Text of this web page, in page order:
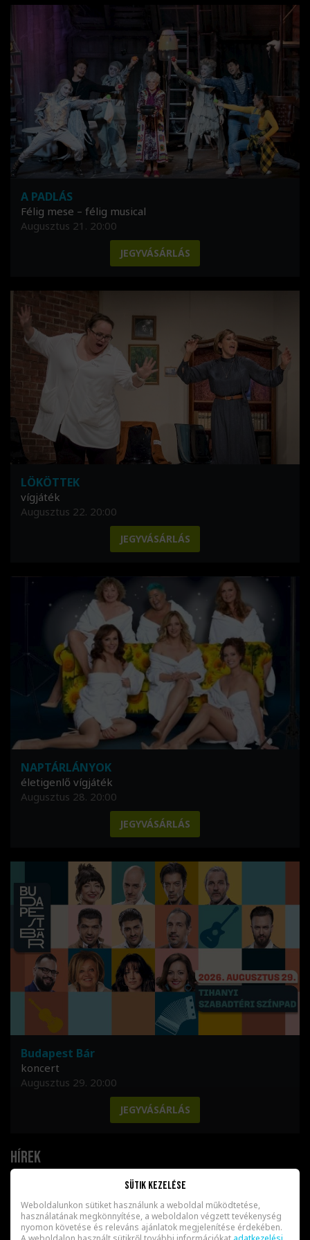
A PADLÁS
Félig mese – félig musical
Augusztus 21. 20:00
JEGYVÁSÁRLÁS
LÖKÖTTEK
vígjáték
Augusztus 22. 20:00
JEGYVÁSÁRLÁS
NAPTÁRLÁNYOK
életigenlő vígjáték
Augusztus 28. 20:00
JEGYVÁSÁRLÁS
Budapest Bár
koncert
Augusztus 29. 20:00
JEGYVÁSÁRLÁS
Hírek
MŰSORVÁLTOZÁS!
2026. Május 7.
Sütik kezelése
Weboldalunkon sütiket használunk a weboldal működtetése,
használatának megkönnyítése, a weboldalon végzett tevékenység
nyomon követése és releváns ajánlatok megjelenítése érdekében.